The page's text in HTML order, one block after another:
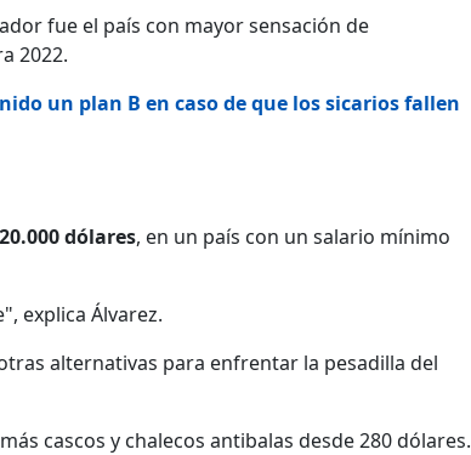
fue el país con mayor sensación de
2022.
un plan B en caso de que los sicarios fallen
20.000 dólares, en un país con un salario mínimo
explica Álvarez.
alternativas para enfrentar la pesadilla del
cascos y chalecos antibalas desde 280 dólares.